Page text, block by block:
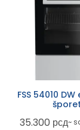
FSS 54010
šporet
35.300 рсд~